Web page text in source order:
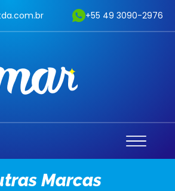
+55 49 3090-2976
Marcas